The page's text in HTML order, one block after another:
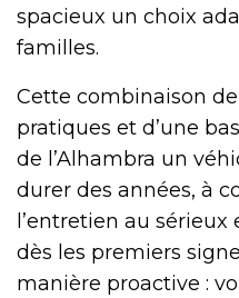
spacieux un choix
familles.
Cette combinaison
pratiques et d’une
de l’Alhambra un
durer des années, à
l’entretien au
dès les premiers
manière proactive :